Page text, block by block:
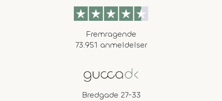
Fremragende
73.951 anmeldelser
Bredgade 27-33